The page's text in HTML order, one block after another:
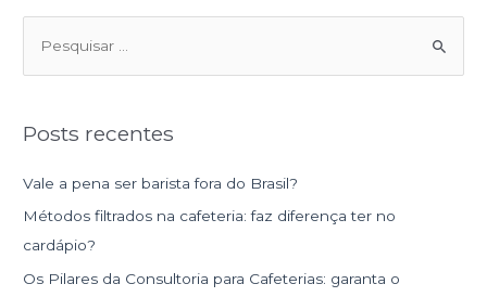
e
q
s
a
r
Posts recentes
Vale a pena ser barista fora do Brasil?
Métodos filtrados na cafeteria: faz diferença ter no
cardápio?
Os Pilares da Consultoria para Cafeterias: garanta o